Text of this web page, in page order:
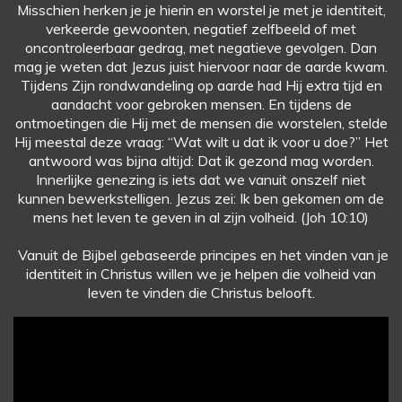
Misschien herken je je hierin en worstel je met je identiteit,
verkeerde gewoonten, negatief zelfbeeld of met
oncontroleerbaar gedrag, met negatieve gevolgen. Dan
mag je weten dat Jezus juist hiervoor naar de aarde kwam.
Tijdens Zijn rondwandeling op aarde had Hij extra tijd en
aandacht voor gebroken mensen. En tijdens de
ontmoetingen die Hij met de mensen die worstelen, stelde
Hij meestal deze vraag: “Wat wilt u dat ik voor u doe?” Het
antwoord was bijna altijd: Dat ik gezond mag worden.
Innerlijke genezing is iets dat we vanuit onszelf niet
kunnen bewerkstelligen. Jezus zei: Ik ben gekomen om de
mens het leven te geven in al zijn volheid. (Joh 10:10)
Vanuit de Bijbel gebaseerde principes en het vinden van je
identiteit in Christus willen we je helpen die volheid van
leven te vinden die Christus belooft.